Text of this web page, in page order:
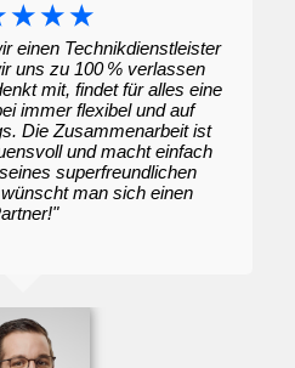
☆☆☆
einen Technikdienstleister
uns zu 100 % verlassen
mit, findet für alles eine
immer flexibel und auf
Die Zusammenarbeit ist
und macht einfach
superfreundlichen
man sich einen